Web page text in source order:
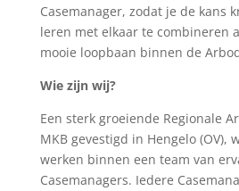
Casemanager, zodat je de kans
leren met elkaar te combineren
mooie loopbaan binnen de
Wie zijn wij?
Een sterk groeiende Regionale
MKB gevestigd in Hengelo (OV),
werken binnen een team van
Casemanagers. Iedere